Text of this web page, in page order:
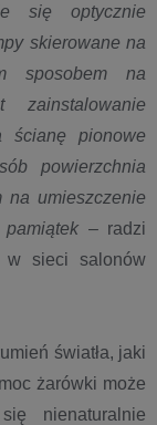
się optycznie
skierowane na
sposobem na
ścianę pionowe
powierzchnia
na umieszczenie
– radzi
w sieci salonów
światła, jaki
żarówki może
nienaturalnie